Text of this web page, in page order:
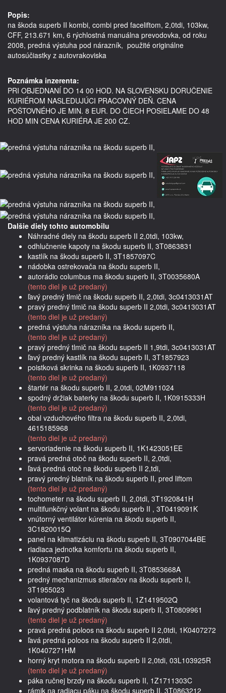
Popis:
na škoda superb II kombi, combi pred faceliftom, 2,0tdi, 103kw,
CFF, 213.671 km, 6 rýchlostná manuálna prevodovka, od roku
2008, predná výstuha pod nárazník,  použité originálne
autosúčiastky z autovrakoviska
Poznámka inzerenta:
PRI OBJEDNANÍ DO 14 00 HOD. NA SLOVENSKU DORUČENIE
KURIÉROM NASLEDUJÚCI PRACOVNÝ DEŇ. CENA
POŠTOVNÉHO JE MIN. 8 EUR. DO ČIECH POSIELAME DO 48
HOD MIN CENA KURIÉRA JE 200 CZ.
Dalšie diely tohto automobilu
Náhradné diely na škodu superb II 2,0tdi, 103kw,
odhlučnenie kapoty na škodu superb II, 3T0863831
kastlík na škodu superb II, 3T1857097C
nádobka ostrekovača na škodu superb II,
autorádio columbus ma škodu superb II, 3T0035680A
(tento diel je už predaný)
ľavý predný tlmič na škodu superb II, 2,0tdi, 3c0413031AT
pravý predný tlmič na škodu superb II 2,0tdi, 3c0413031AT
(tento diel je už predaný)
predná výstuha nárazníka na škodu superb II,
(tento diel je už predaný)
pravý predný tlmič na škodu superb II 1,9tdi, 3c0413031AT
ľavý predný kastlík na škodu superb II, 3T1857923
poistková skrinka na škodu superb II, 1K0937118
(tento diel je už predaný)
štartér na škodu superb II, 2,0tdi, 02M911024
spodný držiak baterky na škodu superb II, 1K0915333H
(tento diel je už predaný)
obal vzduchového filtra na škodu superb II, 2,0tdi,
4615185968
(tento diel je už predaný)
servoriadenie na škodu superb II, 1K1423051EE
pravá predná otoč na škodu superb II, 2,0tdi,
ľavá predná otoč na škodu superb II 2,tdi,
pravý predný blatník na škodu superb II, pred liftom
(tento diel je už predaný)
tochometer na škodu superb II, 2,0tdi, 3T1920841H
multifunkčný volant na škodu superb II , 3T0419091K
vnútorný ventilátor kúrenia na škodu superb II,
3C1820015Q
panel na klimatizáciu na škodu superb II, 3T0907044BE
riadiaca jednotka komfortu na škodu superb II,
1K0937087D
predná maska na škodu superb II, 3T0853668A
predný mechanizmus stieračov na škodu superb II,
3T1955023
volantová tyč na škodu superb II, 1Z1419502Q
ľavý predný podblatník na škodu superb II, 3T0809961
(tento diel je už predaný)
pravá predná poloos na škodu superb II 2,0tdi, 1K0407272
ľavá predná poloos na škodu superb II 2,0tdi,
1K0407271HM
horný kryt motora na škodu superb II 2,0tdi, 03L103925R
(tento diel je už predaný)
páka ručnej brzdy na škodu superb II, 1Z1711303C
rámik na radiacu páku na škodu superb II, 3T0863212